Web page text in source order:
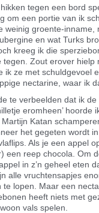
tegen een bord
om een portie van ik
weinig groente-inname,
en wat Turks
kreeg ik die
tegen. Zout erover hielp
ik ze met schuldgevoel
nectarine, waar ik
te verbeelden dat ik
eromheen’ hoorde
Katan
het gegeten wordt
Als je een appel
een reep chocola. Om
in z’n geheel eten
alle vruchtensapjes
lopen. Maar een
heeft niets met
vals spelen.